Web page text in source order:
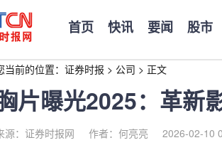
首页 快讯 要闻 股市
当前的位置： 证券时报 > 公司 > 正文
片曝光2025：革新
源：证券时报网 作者：何亮亮 2026-02-10